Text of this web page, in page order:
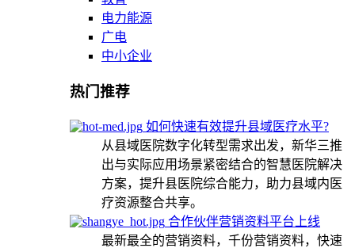
电力能源
广电
中小企业
热门推荐
如何快速有效提升县域医疗水平?
从县域医院数字化转型需求出发，新华三推
出与实际应用场景紧密结合的智慧医院解决
方案，提升县医院综合能力，助力县域内医
疗资源整合共享。
合作伙伴营销资料平台上线
最新最全的营销资料，千份营销资料，快速